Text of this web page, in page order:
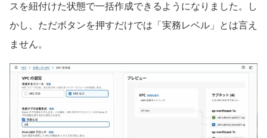
スを紐付けた状態で一括作成できるようになりました。し
かし、ただボタンを押すだけでは「実務レベル」とは言え
ません。